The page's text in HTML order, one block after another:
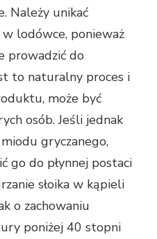
Należy unikać
lodówce, ponieważ
prowadzić do
to naturalny proces i
może być
osób. Jeśli jednak
gryczanego,
go do płynnej postaci
słoika w kąpieli
o zachowaniu
poniżej 40 stopni